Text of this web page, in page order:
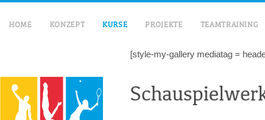
HOME KONZEPT KURSE PROJEKTE TEAMTRAINING
DIGITALES LERNEN PREVIEW
[style-my-gallery mediatag =